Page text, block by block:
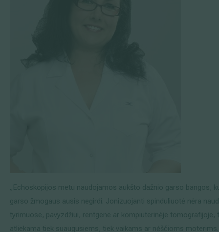
„Echoskopijos metu naudojamos aukšto dažnio garso bangos,
garso žmogaus ausis negirdi. Jonizuojanti spinduliuotė nėra
tyrimuose, pavyzdžiui, rentgene ar kompiuterinėje tomografijoje,
atliekama tiek suaugusiems, tiek vaikams ar nėščioms